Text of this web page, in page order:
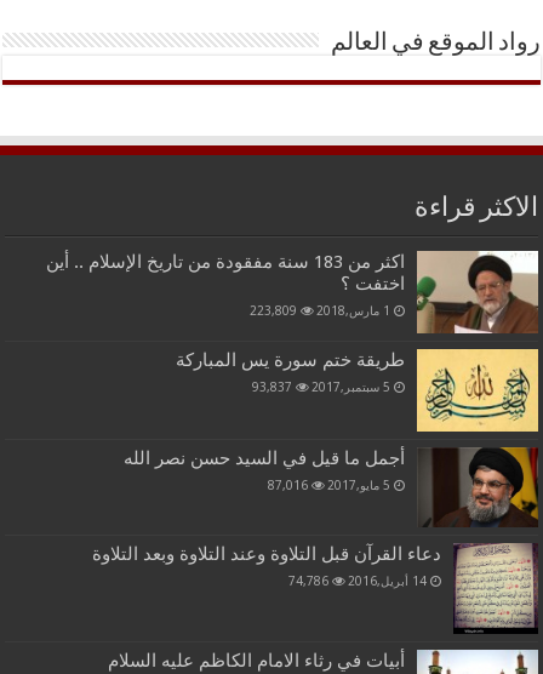
رواد الموقع في العالم
الاكثر قراءة
اكثر من 183 سنة مفقودة من تاريخ الإسلام .. أين
اختفت ؟
1 مارس,2018 223,809
طريقة ختم سورة يس المباركة
5 سبتمبر,2017 93,837
أجمل ما قيل في السيد حسن نصر الله
5 مايو,2017 87,016
دعاء القرآن قبل التلاوة وعند التلاوة وبعد التلاوة
14 أبريل,2016 74,786
أبيات في رثاء الامام الكاظم عليه السلام